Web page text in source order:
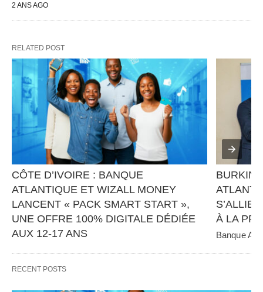
2 ANS AGO
RELATED POST
CÔTE D’IVOIRE : BANQUE
ATLANTIQUE ET WIZALL MONEY
LANCENT « PACK SMART START »,
UNE OFFRE 100% DIGITALE DÉDIÉE
AUX 12-17 ANS
d’inclusion financière avec…
À LA
Banque
RECENT POSTS